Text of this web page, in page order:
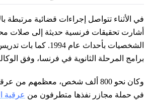
في الأثناء تتواصل إجراءات قضائية مرتبطة
أشارت تحقيقات فرنسية حديثة إلى صلات
الشخصيات بأحداث عام
برامج المرحلة الثانوية في فرنسا، وفق
وكان نحو 800 ألف شخص، معظمهم من
في حملة مجازر نفذها متطرفون من عرقية